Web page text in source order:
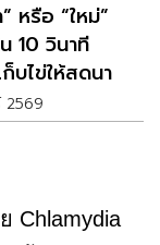
หรือ “ใหม่”
10 วินาที
ไข่ให้สดนาน
2569
Chlamydia